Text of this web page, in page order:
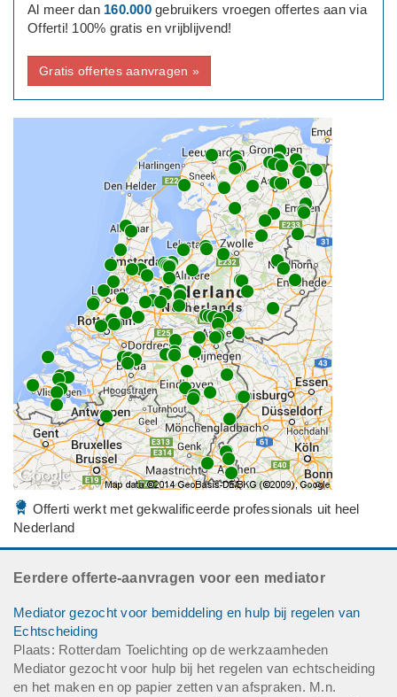
Al meer dan 160.000gebruikers vroegen offertes aan via
Offerti! 100% gratis en vrijblijvend!
Gratis offertes aanvragen »
Offerti werkt met gekwalificeerde professionals uit heel
Nederland
Eerdere offerte-aanvragen voor een mediator
Mediator gezocht voor bemiddeling en hulp bij regelen van
Echtscheiding
Plaats: Rotterdam Toelichting op de werkzaamheden
Mediator gezocht voor hulp bij het regelen van echtscheiding
en het maken en op papier zetten van afspraken. M.n.